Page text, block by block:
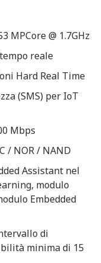
MPCore @ 1.7GHz
reale
Hard Real Time
(SMS) per IoT
Mbps
/ NOR / NAND
Assistant nel
modulo
Embedded
di
minima di 15